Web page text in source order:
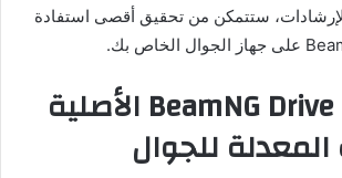
ستتمكن من تحقيق أقصى استفادة
مقارنة بين BeamNG Drive الأصلية
المعدلة للجوال